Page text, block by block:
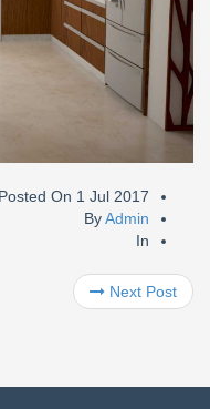
Posted On 1 Jul 2017
ByAdmin
In
Next Post